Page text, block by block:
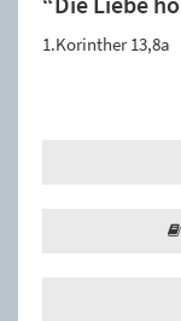
1.Korinther 13,8a